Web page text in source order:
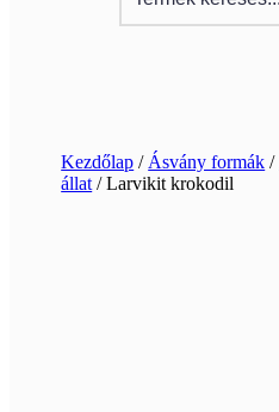
Kezdőlap / Ásvány formák /
állat / Larvikit krokodil